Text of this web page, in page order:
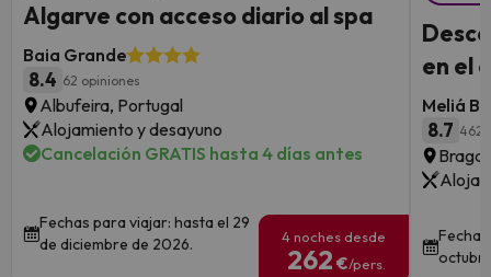
Algarve con acceso diario al spa
Baia Grande
8.4 62 opiniones
Albufeira, Portugal
Alojamiento y desayuno
Cancelación GRATIS hasta 4 días antes
Fechas para viajar: hasta el 29
de diciembre de 2026.
4 noches desde
262 €/pers.
en el
Meliá
8.7